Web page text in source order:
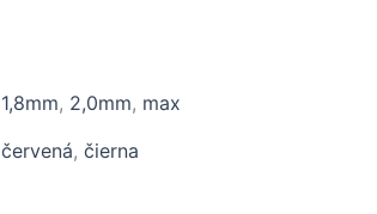
1,8mm, 2,0mm, max
červená, čierna